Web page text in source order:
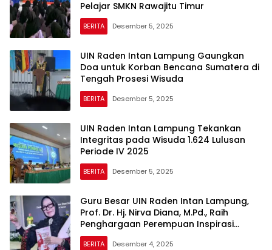
Pelajar SMKN Rawajitu Timur
BERITA Desember 5, 2025
UIN Raden Intan Lampung Gaungkan
Doa untuk Korban Bencana Sumatera di
Tengah Prosesi Wisuda
BERITA Desember 5, 2025
UIN Raden Intan Lampung Tekankan
Integritas pada Wisuda 1.624 Lulusan
Periode IV 2025
BERITA Desember 5, 2025
Guru Besar UIN Raden Intan Lampung,
Prof. Dr. Hj. Nirva Diana, M.Pd., Raih
Penghargaan Perempuan Inspirasi
Indonesia 2025 dari IPEMI
BERITA Desember 4, 2025